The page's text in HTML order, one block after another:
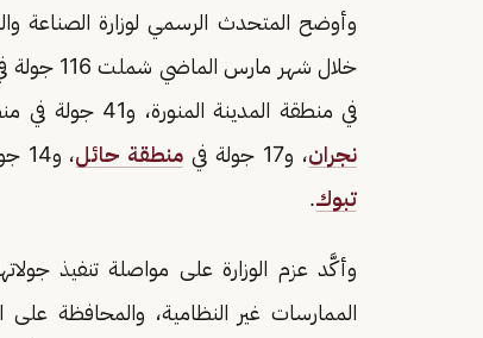
وأوضح المتحدث الرسمي لوزارة الصناعة
خلال شهر مارس الماضي شملت 116 جولة في
في منطقة المدينة المنورة، و41 جولة في منطقة
نجران، و17 جولة في منطقة حائل، و14 جولة في
تبوك.
وأكَّد عزم الوزارة على مواصلة تنفيذ
الممارسات غير النظامية، والمحافظة على